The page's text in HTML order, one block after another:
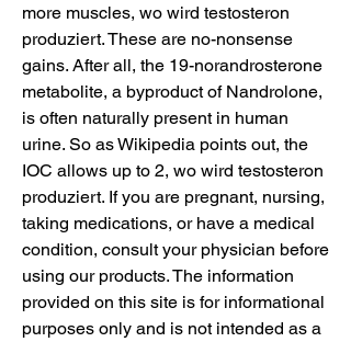
more muscles, wo wird testosteron
produziert. These are no-nonsense
gains. After all, the 19-norandrosterone
metabolite, a byproduct of Nandrolone,
is often naturally present in human
urine. So as Wikipedia points out, the
IOC allows up to 2, wo wird testosteron
produziert. If you are pregnant, nursing,
taking medications, or have a medical
condition, consult your physician before
using our products. The information
provided on this site is for informational
purposes only and is not intended as a